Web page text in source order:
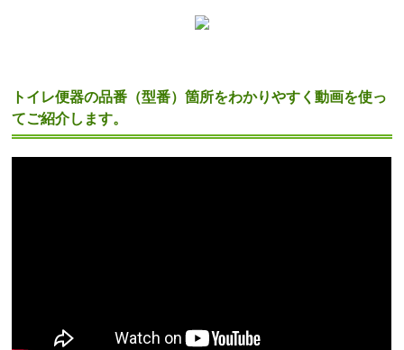
トイレ便器の品番（型番）箇所をわかりやすく動画を使っ
てご紹介します。